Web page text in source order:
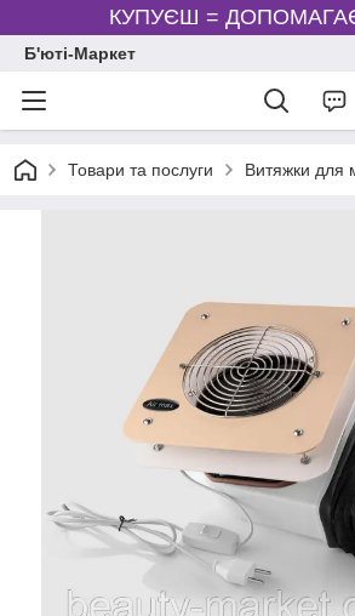
КУПУЄШ =
Б'юті-Маркет
Товари та послуги Витяжки для